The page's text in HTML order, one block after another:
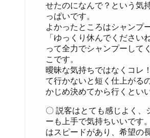
せたのになんで？という気
っぱいです。
よかったところはシャンプ
「ゆっくり休んでください
って全力でシャンプーして
こです。
曖昧な気持ちではなくコレ
て行かないと短く仕上がる
かじめ決めてから行くとい
〇 説客はとても感じよく、
ーも上手で気持ちいいです
はスピードがあり、希望の